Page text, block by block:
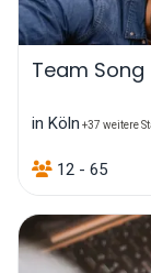
Team Song
in Köln +37 weitere
12 - 65